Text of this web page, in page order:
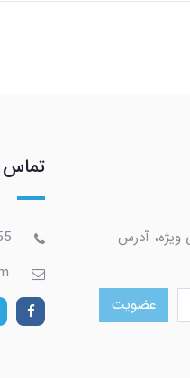
ویژه، آدرس
عضویت
تماس